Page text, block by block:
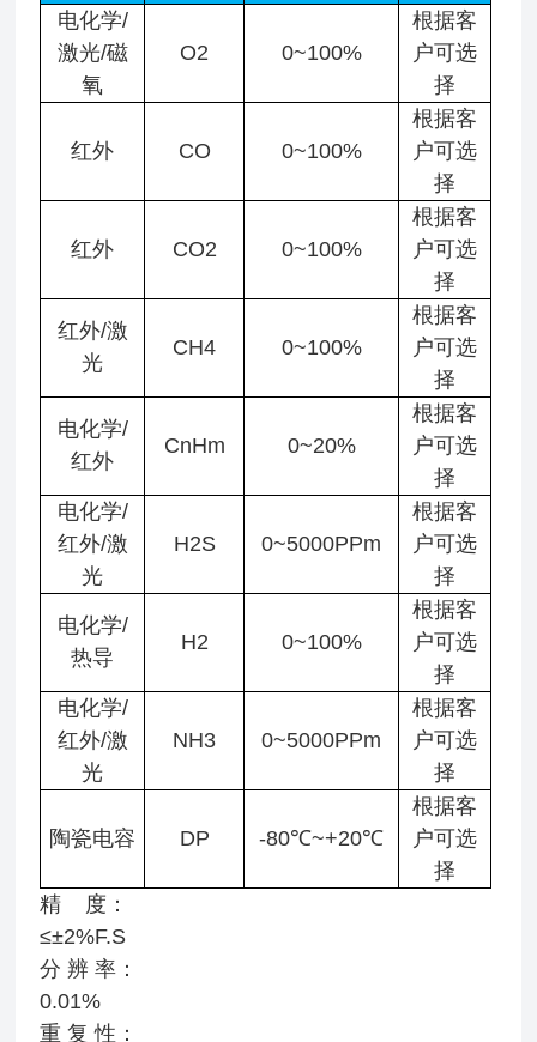
电化学/
激光/磁
氧
O2 0~100%
根据客
户可选
择
红外 CO 0~100%
根据客
户可选
择
红外 CO2 0~100%
根据客
户可选
择
红外/激
光
CH4 0~100%
根据客
户可选
择
电化学/
红外
CnHm 0~20%
根据客
户可选
择
电化学/
红外/激
光
H2S 0~5000PPm
根据客
户可选
择
电化学/
热导
H2 0~100%
根据客
户可选
择
电化学/
红外/激
光
NH3 0~5000PPm
根据客
户可选
择
陶瓷电容 DP -80℃~+20℃
根据客
户可选
择
精 度：
≤±2%F.S
分 辨 率：
重 复 性：